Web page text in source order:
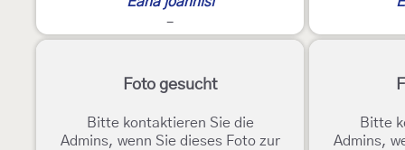
-
Foto gesucht
Bitte kontaktieren Sie die
Admins, wenn Sie dieses Foto zur
Bitte
Admins,